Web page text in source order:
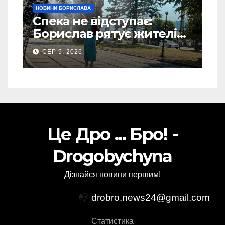
НОВИНИ БОРИСЛАВА
Спека не відступає:
Борислав рятує жителів
від рекордної спеки
(Фото)
СЕР 5, 2026
Це Дро ... Бро! -
Drogobychyna
Дізнайся новини першим!
📭 drobro.news24@gmail.com
Статистика